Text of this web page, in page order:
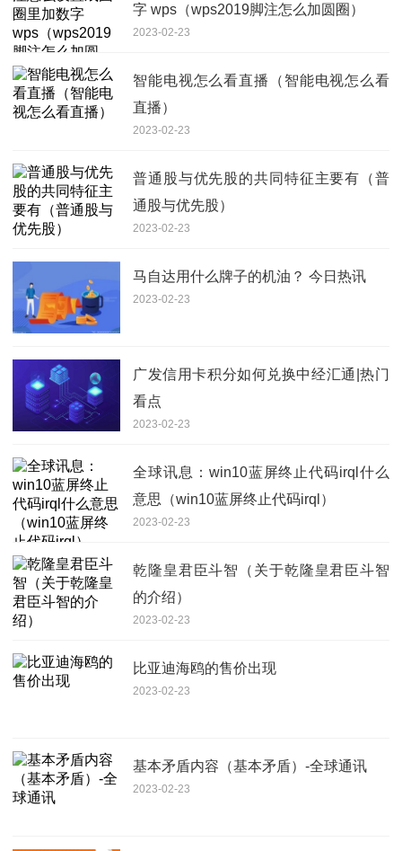
字 wps（wps2019脚注怎么加圆圈）
2023-02-23
智能电视怎么看直播（智能电视怎么看
直播）
2023-02-23
普通股与优先股的共同特征主要有（普
通股与优先股）
2023-02-23
马自达用什么牌子的机油？ 今日热讯
2023-02-23
广发信用卡积分如何兑换中经汇通|热门
看点
2023-02-23
全球讯息：win10蓝屏终止代码irql什么
意思（win10蓝屏终止代码irql）
2023-02-23
乾隆皇君臣斗智（关于乾隆皇君臣斗智
的介绍）
2023-02-23
比亚迪海鸥的售价出现
2023-02-23
基本矛盾内容（基本矛盾）-全球通讯
2023-02-23